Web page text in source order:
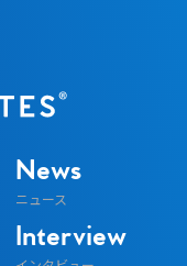
News
ニュース
Interview